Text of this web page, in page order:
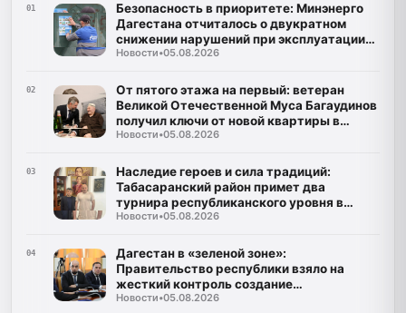
01
Безопасность в приоритете: Минэнерго
Дагестана отчиталось о двукратном
снижении нарушений при эксплуатации
газа
Новости•05.08.2026
02
От пятого этажа на первый: ветеран
Великой Отечественной Муса Багаудинов
получил ключи от новой квартиры в
Каспийске
Новости•05.08.2026
03
Наследие героев и сила традиций:
Табасаранский район примет два
турнира республиканского уровня в
честь Руслана Курбанова и Рустама
Новости•05.08.2026
04
Дагестан в «зеленой зоне»:
Правительство республики взяло на
жесткий контроль создание
инфраструктуры для ТКО
Новости•05.08.2026